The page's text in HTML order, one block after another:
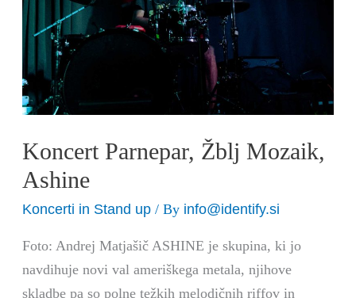
Koncert Parnepar, Žblj Mozaik,
Ashine
Koncerti in Stand up / By info@identify.si
Foto: Andrej Matjašič ASHINE je skupina, ki jo
navdihuje novi val ameriškega metala, njihove
skladbe pa so polne težkih melodičnih riffov in
Ashine